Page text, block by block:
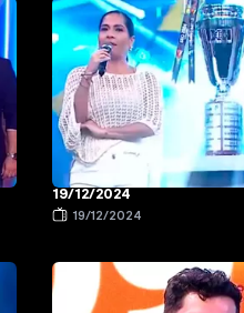
19/12/2024
19/12/2024